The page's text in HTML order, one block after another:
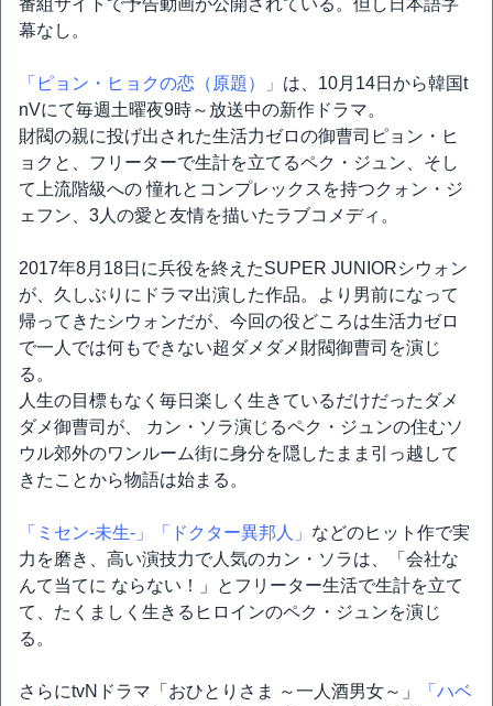
幕なし。
「ピョン・ヒョクの恋（原題）」 は、10月14日から韓国t
nVにて毎週土曜夜9時～放送中の新作ドラマ。
財閥の親に投げ出された生活力ゼロの御曹司ピョン・ヒ
ョクと、フリーターで生計を立てるペク・ジュン、そし
て上流階級への 憧れとコンプレックスを持つクォン・ジ
ェフン、3人の愛と友情を描いたラブコメディ。
2017年8月18日に兵役を終えたSUPER JUNIORシウォン
が、久しぶりにドラマ出演した作品。より男前になって
帰ってきたシウォンだが、今回の役どころは生活力ゼロ
で一人では何もできない超ダメダメ財閥御曹司を演じ
る。
人生の目標もなく毎日楽しく生きているだけだったダメ
ダメ御曹司が、 カン・ソラ演じるペク・ジュンの住むソ
ウル郊外のワンルーム街に身分を隠したまま引っ越して
きたことから物語は始まる。
「ミセン-未生-」 「ドクター異邦人」 などのヒット作で実
力を磨き、高い演技力で人気のカン・ソラは、「会社な
んて当てに ならない！」とフリーター生活で生計を立て
て、たくましく生きるヒロインのペク・ジュンを演じ
る。
さらにtvNドラマ「おひとりさま ～一人酒男女～」
「ハベ